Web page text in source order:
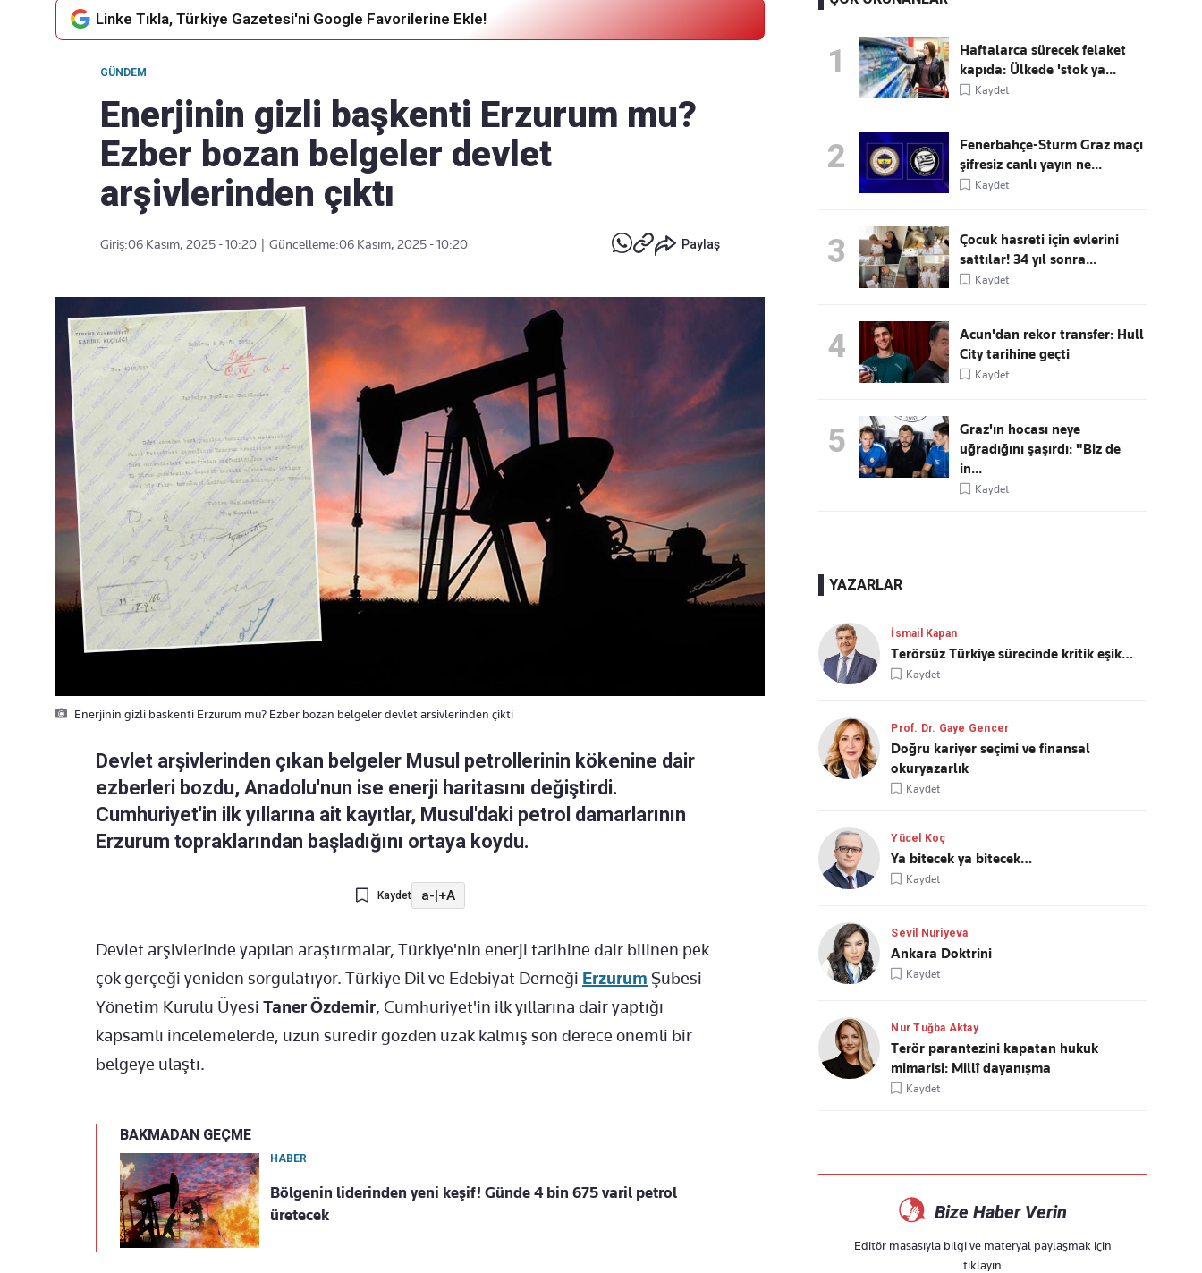
akışımıza ulaşın
göndermek için
tıklayın
Kaçırmayın
Ücretsiz üye olun, gündemi
Linke Tıkla, Türkiye Gazetesi'ni Google Favorilerine Ekle!
GÜNDEM
Enerjinin gizli başkenti Erzurum mu?
Ezber bozan belgeler devlet
arşivlerinden çıktı
Giriş:06 Kasım, 2025 - 10:20 Güncelleme:06 Kasım, 2025 - 10:20 Paylaş
Enerjinin gizli baskenti Erzurum mu? Ezber bozan belgeler devlet arsivlerinden çikti
Devlet arşivlerinden çıkan belgeler Musul petrollerinin kökenine dair
ezberleri bozdu, Anadolu'nun ise enerji haritasını değiştirdi.
Cumhuriyet'in ilk yıllarına ait kayıtlar, Musul'daki petrol damarlarının
Erzurum topraklarından başladığını ortaya koydu.
Kaydet a-|+A
Devlet arşivlerinde yapılan araştırmalar, Türkiye'nin enerji tarihine dair bilinen pek
çok gerçeği yeniden sorgulatıyor. Türkiye Dil ve Edebiyat Derneği Erzurum Şubesi
Yönetim Kurulu Üyesi Taner Özdemir, Cumhuriyet'in ilk yıllarına dair yaptığı
kapsamlı incelemelerde, uzun süredir gözden uzak kalmış son derece önemli bir
belgeye ulaştı.
BAKMADAN GEÇME
HABER
Bölgenin liderinden yeni keşif! Günde 4 bin 675 varil petrol
üretecek
1
Haftalarca sürecek felaket
kapıda: Ülkede 'stok ya...
Kaydet
2
Fenerbahçe-Sturm Graz maçı
şifresiz canlı yayın ne...
Kaydet
3
Çocuk hasreti için evlerini
sattılar! 34 yıl sonra...
Kaydet
4
Acun'dan rekor transfer: Hull
City tarihine geçti
Kaydet
5
Graz'ın hocası neye
uğradığını şaşırdı: "Biz de
in...
Kaydet
YAZARLAR
İsmail Kapan
Terörsüz Türkiye sürecinde kritik eşik…
Kaydet
Prof. Dr. Gaye Gencer
Doğru kariyer seçimi ve finansal
okuryazarlık
Kaydet
Yücel Koç
Ya bitecek ya bitecek…
Kaydet
Sevil Nuriyeva
Ankara Doktrini
Kaydet
Nur Tuğba Aktay
Terör parantezini kapatan hukuk
mimarisi: Millî dayanışma
Kaydet
Bize Haber Verin
Editör masasıyla bilgi ve materyal paylaşmak için
tıklayın